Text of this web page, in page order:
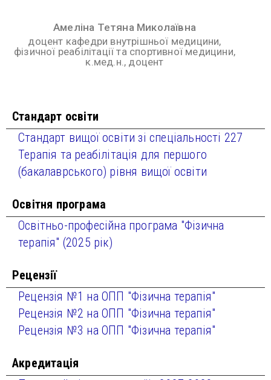
Амеліна Тетяна Миколаївна
доцент кафедри внутрішньої медицини,
фізичної реабілітації та спортивної медицини,
к.мед.н., доцент
Стандарт освіти
Стандарт вищої освіти зі спеціальності 227
Терапія та реабілітація для першого
(бакалаврського) рівня вищої освіти
Освітня програма
Освітньо-професійна програма "Фізична
терапія" (2025 рік)
Рецензії
Рецензія №1 на ОПП "Фізична терапія"
Рецензія №2 на ОПП "Фізична терапія"
Рецензія №3 на ОПП "Фізична терапія"
Акредитація